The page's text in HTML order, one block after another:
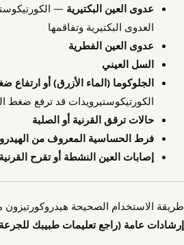
عدوى العين البكتيرية —
العدوى البكتيرية وتفاقمها
عدوى العين الفطرية
السل العيني
الجلوكوما (الماء الأزرق) أو ارتفاع
الكورتيكوستيرويدات قد ترفع ضغط
حالات ترقق القرنية أو الصلبة
فرط الحساسية المعروف من
إصابات العين النشطة أو تقرح القرنية
طريقة الاستخدام الصحيحة
إرشادات عامة (راجع تعليمات طبيبك